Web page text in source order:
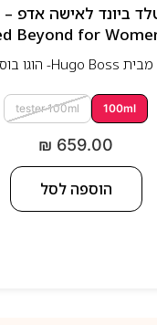
מבית Hugo Boss- הוגו בוס
100ml
tester 100ml
₪ 659.00
הוספה לסל